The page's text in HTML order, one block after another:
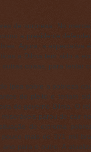
de surpresa. No
a presidente
Agora, a expectativa
a Dilma tem sido a
coisas, para tentar
Ipea sobre a pobreza
do pleito e teriam
do governo Dilma. O
parou de cair
de extrema
mais de 371 mil
para o outro. A